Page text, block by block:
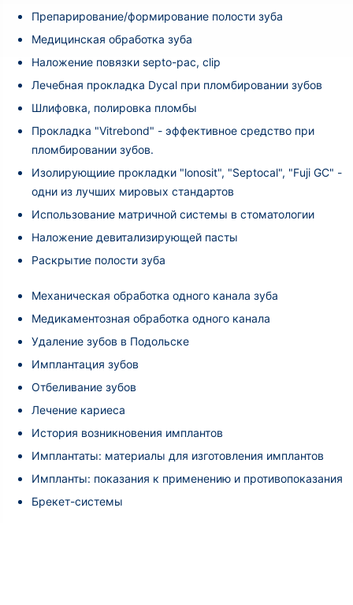
Препарирование/формирование полости зуба
Медицинская обработка зуба
Наложение повязки septo-pac, clip
Лечебная прокладка Dycal при пломбировании зубов
Шлифовка, полировка пломбы
Прокладка "Vitrebond" - эффективное средство при
пломбировании зубов.
Изолирующиие прокладки "lonosit", "Septocal", "Fuji GC" -
одни из лучших мировых стандартов
Использование матричной системы в стоматологии
Наложение девитализирующей пасты
Раскрытие полости зуба
Механическая обработка одного канала зуба
Медикаментозная обработка одного канала
Удаление зубов в Подольске
Имплантация зубов
Отбеливание зубов
Лечение кариеса
История возникновения имплантов
Имплантаты: материалы для изготовления имплантов
Импланты: показания к применению и противопоказания
Брекет-системы